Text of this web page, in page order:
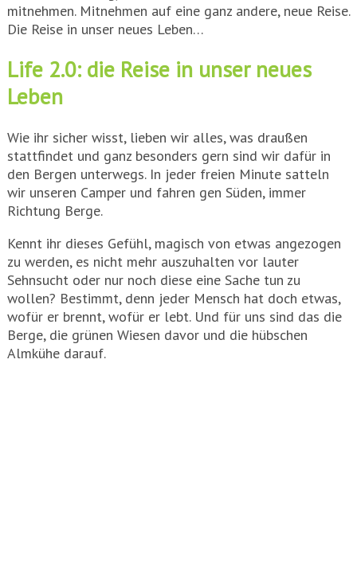
mitnehmen. Mitnehmen auf eine ganz andere, neue Reise.
Die Reise in unser neues Leben…
Life 2.0: die Reise in unser neues
Leben
Wie ihr sicher wisst, lieben wir alles, was draußen
stattfindet und ganz besonders gern sind wir dafür in
den Bergen unterwegs. In jeder freien Minute satteln
wir unseren Camper und fahren gen Süden, immer
Richtung Berge.
Kennt ihr dieses Gefühl, magisch von etwas angezogen
zu werden, es nicht mehr auszuhalten vor lauter
Sehnsucht oder nur noch diese eine Sache tun zu
wollen? Bestimmt, denn jeder Mensch hat doch etwas,
wofür er brennt, wofür er lebt. Und für uns sind das die
Berge, die grünen Wiesen davor und die hübschen
Almkühe darauf.